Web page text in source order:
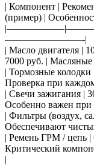
| Компонент |
(пример) |
————————-|
| Масло двигателя |
7000 руб. |
| Тормозные колодки
Проверка при
| Свечи зажигания |
Особенно важен при
| Фильтры (воздух,
Обеспечивают
| Ремень ГРМ / цепь |
Критический
|